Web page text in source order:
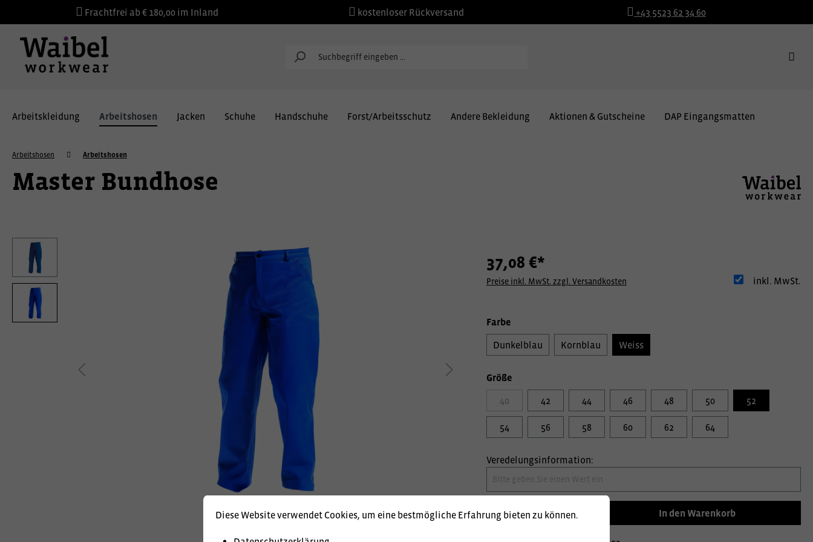
Frachtfrei ab € 180,00 im Inland kostenloser Rückversand +43 5523 62 34 60
Arbeitskleidung Arbeitshosen Jacken Schuhe Handschuhe Forst/Arbeitsschutz Andere Bekleidung Aktionen & Gutscheine DAP Eingangsmatten
Arbeitshosen Arbeitshosen
Master Bundhose
37,08 €*
inkl. MwSt.
Preise inkl. MwSt. zzgl. Versandkosten
Farbe
Dunkelblau Kornblau Weiss
Größe
40 42 44 46 48 50 52
54 56 58 60 62 64
Veredelungsinformation:
In den Warenkorb
Diese Website verwendet Cookies, um eine bestmögliche Erfahrung bieten zu können.